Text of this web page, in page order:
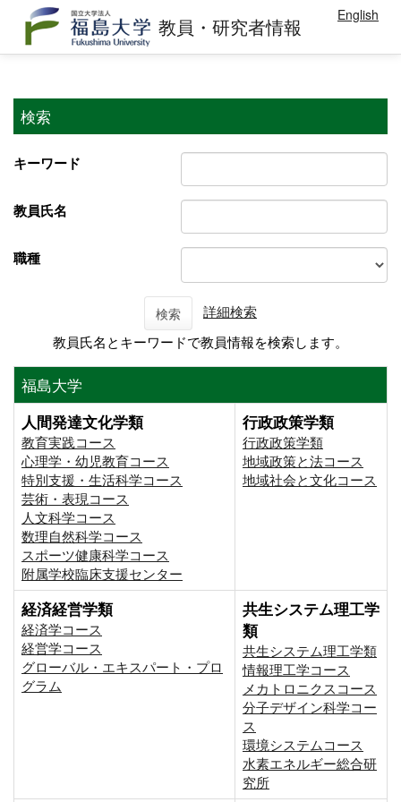
教員・研究者情報 English
検索
キーワード
教員氏名
職種
検索
詳細検索
教員氏名とキーワードで教員情報を検索します。
福島大学
人間発達文化学類
教育実践コース
心理学・幼児教育コース
特別支援・生活科学コース
芸術・表現コース
人文科学コース
数理自然科学コース
スポーツ健康科学コース
附属学校臨床支援センター
行政政策学類
行政政策学類
地域政策と法コース
地域社会と文化コース
経済経営学類
経済学コース
経営学コース
グローバル・エキスパート・プロ
グラム
共生システム理工学
類
共生システム理工学類
情報理工学コース
メカトロニクスコース
分子デザイン科学コー
ス
環境システムコース
⽔素エネルギー総合研
究所